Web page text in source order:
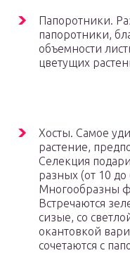
Папоротники.
папоротники,
объемности
цветущих
Хосты. Самое
растение,
Селекция
разных (от 10
Многообразны
Встречаются
сизые, со
окантовкой
сочетаются с